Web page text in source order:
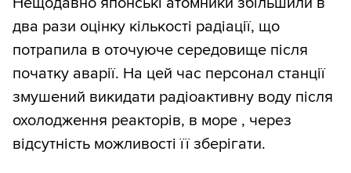
два рази оцінку кількості радіації, що
потрапила в оточуюче середовище після
початку аварії. На цей час персонал станції
змушений викидати радіоактивну воду після
охолодження реакторів, в море , через
відсутність можливості її зберігати.